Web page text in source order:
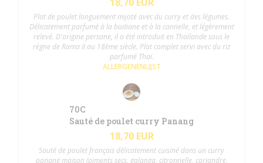
Plat de poulet longuement mijoté avec du curry et des légumes.
Délicatement parfumé à la badiane et à la cannelle, et légèrement
relevé. D'origine persane, il a été introduit en Thaïlande sous le
règne de Rama II au 18ème siècle. Plat complet servi avec du riz
parfumé Thaï.
ALLERGENENLIJST
70C
Sauté de poulet curry Panang
18,70 EUR
Sauté de poulet français délicatement cuisiné dans un curry
panang maison (piments secs, galanga, citronnelle, coriandre,